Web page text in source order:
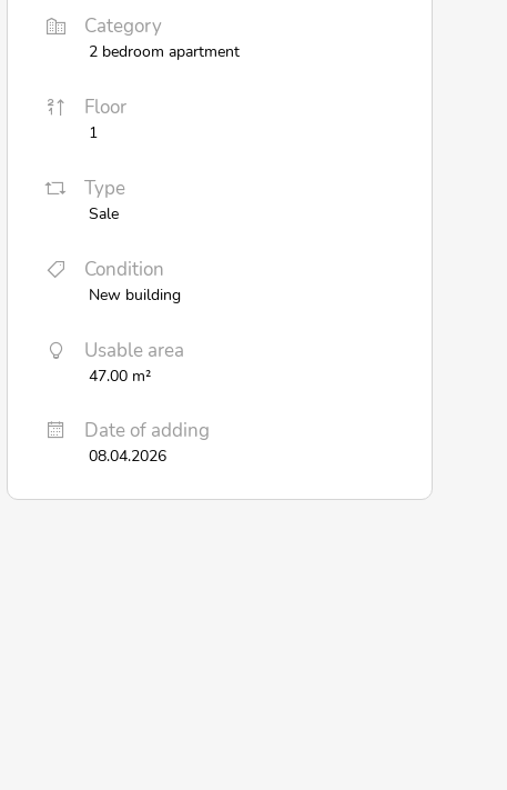
Category
2 bedroom apartment
Floor
1
Type
Sale
Condition
New building
Usable area
47.00 m²
Date of adding
08.04.2026